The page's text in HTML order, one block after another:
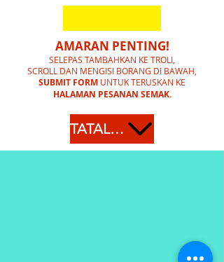
AMARAN PENTING!
SELEPAS TAMBAHKAN KE TROLI,
SCROLL DAN MENGISI BORANG DI BAWAH,
SUBMIT FORM UNTUK TERUSKAN KE
HALAMAN PESANAN SEMAK.
TATAL KE BAWAH